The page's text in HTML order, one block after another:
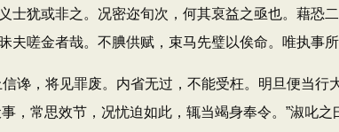
犹或非之。况密迩旬次，何其裒益之亟也。藉恐
嗟金者哉。不腆供赋，束马先璧以俟命。唯执事
，将见罪废。内省无过，不能受枉。明旦便当行
，常思效节，况忧迫如此，辄当竭身奉令。”淑叱之